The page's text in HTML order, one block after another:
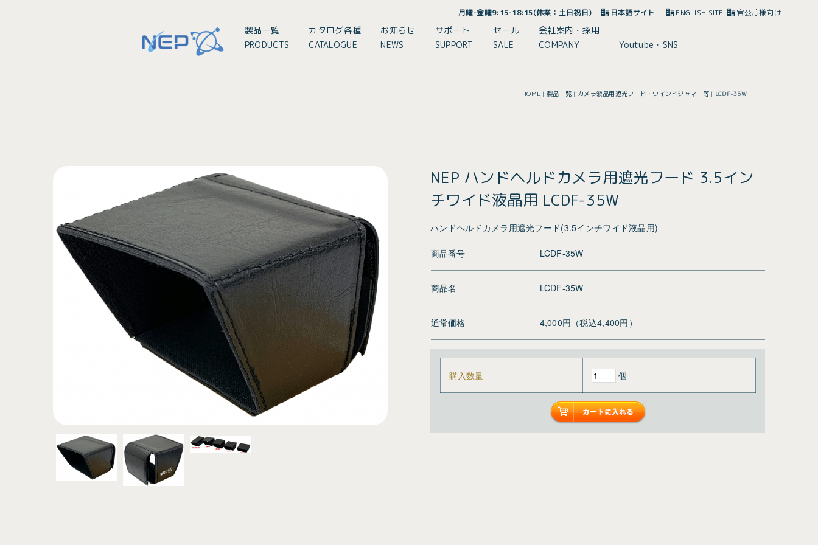
月曜-金曜9:15-18:15(休業：土日祝日) 日本語サイト ENGLISH SITE 官公庁様向け
製品一覧
PRODUCTS
カタログ各種
CATALOGUE
お知らせ
NEWS
サポート
SUPPORT
セール
SALE
会社案内・採用
COMPANY
Youtube・SNS
HOME |製品一覧 | カメラ液晶用遮光フード・ウインドジャマー等| LCDF-35W
NEP ハンドヘルドカメラ用遮光フード 3.5イン
チワイド液晶用 LCDF-35W
ハンドヘルドカメラ用遮光フード(3.5インチワイド液晶用)
商品番号 LCDF-35W
商品名 LCDF-35W
通常価格 4,000円（税込4,400円）
購入数量 個